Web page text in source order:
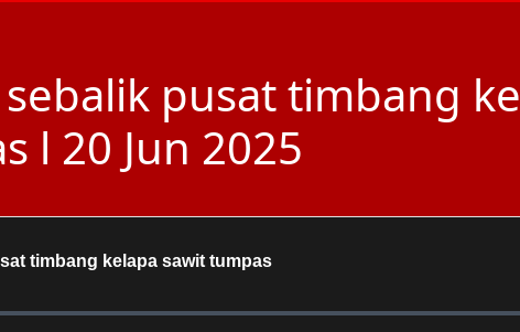
pusat timbang
l 20 Jun 2025